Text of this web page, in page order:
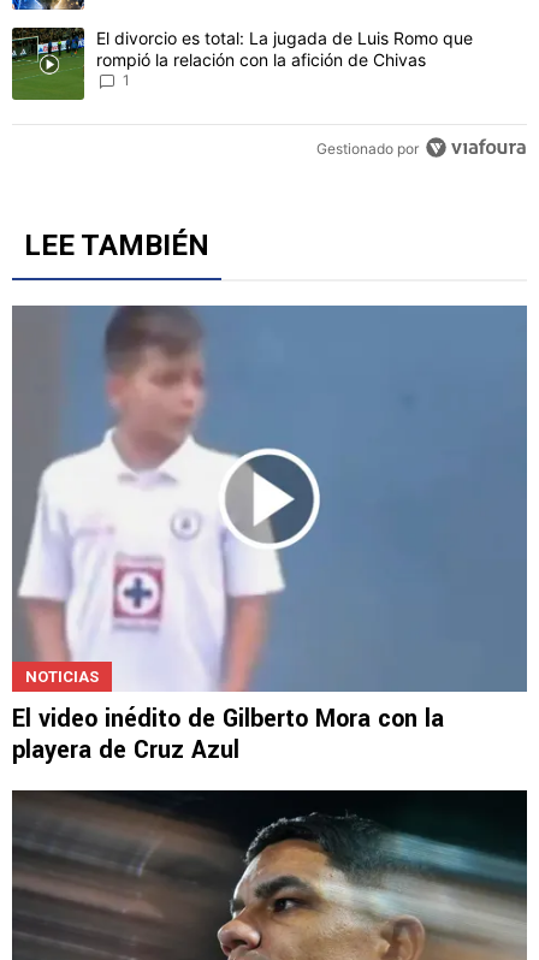
Un artículo de tendencia con el título "El divorcio es total: La
El divorcio es total: La jugada de Luis Romo que
rompió la relación con la afición de Chivas
1
Gestionado por
LEE TAMBIÉN
NOTICIAS
El video inédito de Gilberto Mora con la
playera de Cruz Azul